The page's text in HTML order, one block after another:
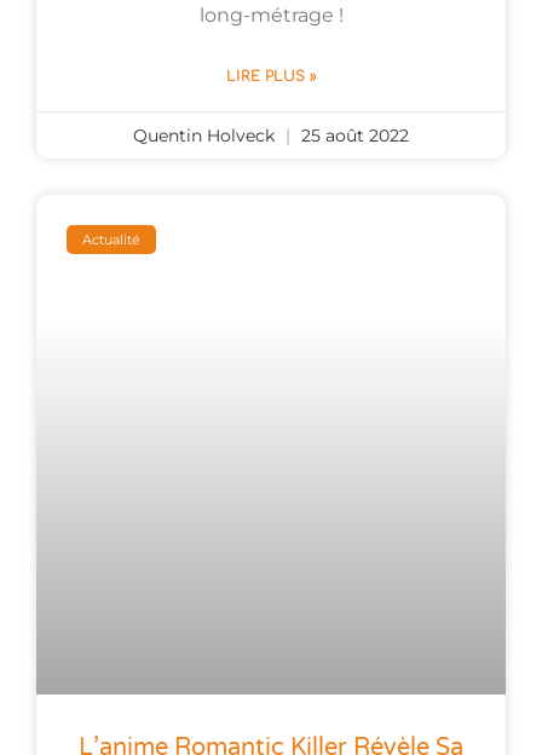
long-métrage !
LIRE PLUS »
Quentin Holveck 25 août 2022
Actualité
L’anime Romantic Killer Révèle Sa